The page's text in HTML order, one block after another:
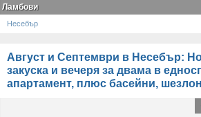
Ламбови
Несебър
Август и Септември в Несебър:
закуска и вечеря за двама в
апартамент, плюс басейни,